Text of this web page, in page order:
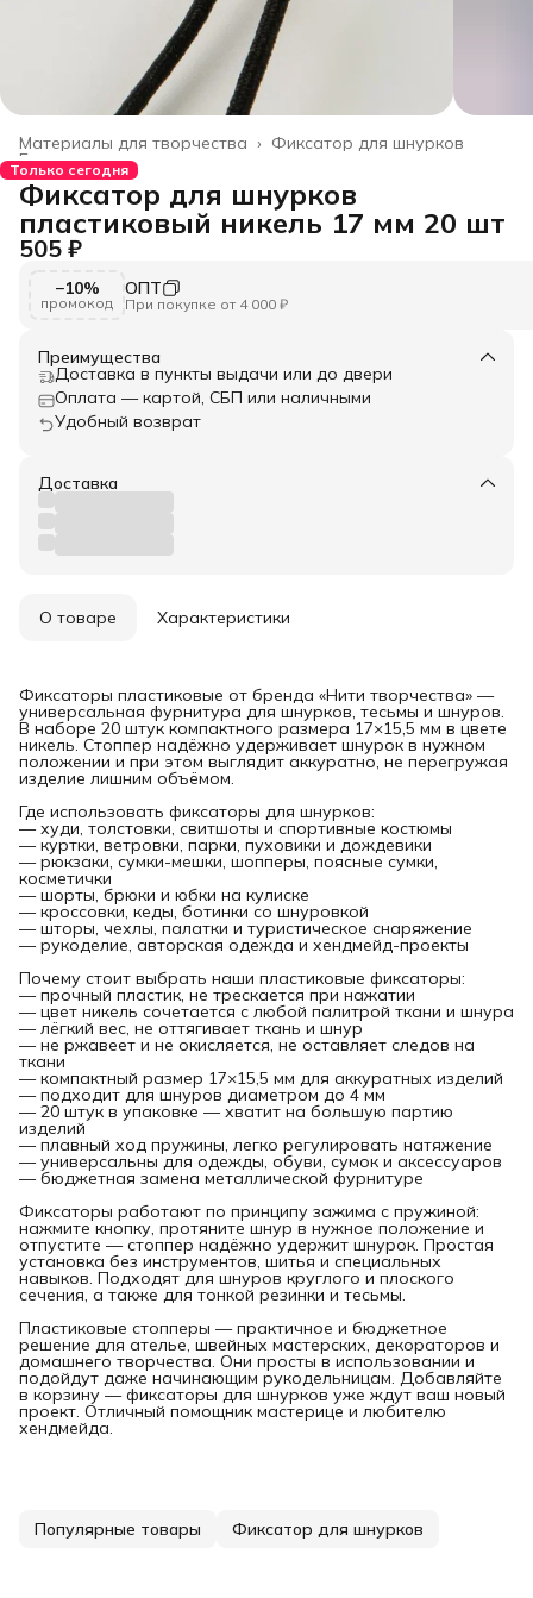
Фиксатор для шнурков
Материалы для творчества ›
Главная ›
Только сегодня
Фиксатор для шнурков
пластиковый никель 17 мм 20 шт
505 ₽
−10%
промокод
ОПТ
При покупке от 4 000 ₽
Преимущества
Доставка в пункты выдачи или до двери
Оплата — картой, СБП или наличными
Удобный возврат
Доставка
О товаре Характеристики
Фиксаторы пластиковые от бренда «Нити творчества» —
универсальная фурнитура для шнурков, тесьмы и шнуров.
В наборе 20 штук компактного размера 17×15,5 мм в цвете
никель. Стоппер надёжно удерживает шнурок в нужном
положении и при этом выглядит аккуратно, не перегружая
изделие лишним объёмом.
Где использовать фиксаторы для шнурков:
— худи, толстовки, свитшоты и спортивные костюмы
— куртки, ветровки, парки, пуховики и дождевики
— рюкзаки, сумки-мешки, шопперы, поясные сумки,
косметички
— шорты, брюки и юбки на кулиске
— кроссовки, кеды, ботинки со шнуровкой
— шторы, чехлы, палатки и туристическое снаряжение
— рукоделие, авторская одежда и хендмейд-проекты
Почему стоит выбрать наши пластиковые фиксаторы:
— прочный пластик, не трескается при нажатии
— цвет никель сочетается с любой палитрой ткани и шнура
— лёгкий вес, не оттягивает ткань и шнур
— не ржавеет и не окисляется, не оставляет следов на
ткани
— компактный размер 17×15,5 мм для аккуратных изделий
— подходит для шнуров диаметром до 4 мм
— 20 штук в упаковке — хватит на большую партию
изделий
— плавный ход пружины, легко регулировать натяжение
— универсальны для одежды, обуви, сумок и аксессуаров
— бюджетная замена металлической фурнитуре
Фиксаторы работают по принципу зажима с пружиной:
нажмите кнопку, протяните шнур в нужное положение и
отпустите — стоппер надёжно удержит шнурок. Простая
установка без инструментов, шитья и специальных
навыков. Подходят для шнуров круглого и плоского
сечения, а также для тонкой резинки и тесьмы.
Пластиковые стопперы — практичное и бюджетное
решение для ателье, швейных мастерских, декораторов и
домашнего творчества. Они просты в использовании и
подойдут даже начинающим рукодельницам. Добавляйте
в корзину — фиксаторы для шнурков уже ждут ваш новый
проект. Отличный помощник мастерице и любителю
хендмейда.
Популярные товары Фиксатор для шнурков